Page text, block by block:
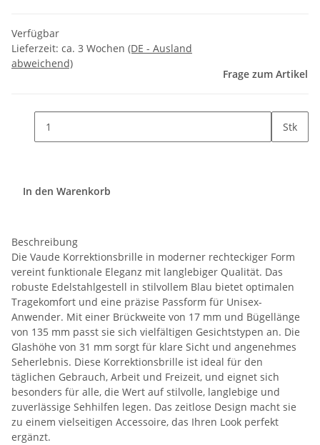
Verfügbar
Lieferzeit: ca. 3 Wochen (DE - Ausland
abweichend)
Frage zum Artikel
Stk
In den Warenkorb
Beschreibung
Die Vaude Korrektionsbrille in moderner rechteckiger Form
vereint funktionale Eleganz mit langlebiger Qualität. Das
robuste Edelstahlgestell in stilvollem Blau bietet optimalen
Tragekomfort und eine präzise Passform für Unisex-
Anwender. Mit einer Brückweite von 17 mm und Bügellänge
von 135 mm passt sie sich vielfältigen Gesichtstypen an. Die
Glashöhe von 31 mm sorgt für klare Sicht und angenehmes
Seherlebnis. Diese Korrektionsbrille ist ideal für den
täglichen Gebrauch, Arbeit und Freizeit, und eignet sich
besonders für alle, die Wert auf stilvolle, langlebige und
zuverlässige Sehhilfen legen. Das zeitlose Design macht sie
zu einem vielseitigen Accessoire, das Ihren Look perfekt
ergänzt.